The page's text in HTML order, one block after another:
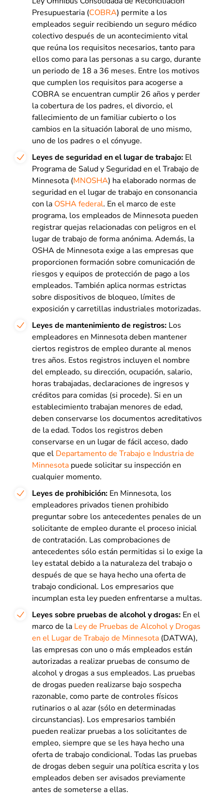
Presupuestaria (COBRA) permite a los
empleados seguir recibiendo un seguro médico
colectivo después de un acontecimiento vital
que reúna los requisitos necesarios, tanto para
ellos como para las personas a su cargo, durante
un periodo de 18 a 36 meses. Entre los motivos
que cumplen los requisitos para acogerse a
COBRA se encuentran cumplir 26 años y perder
la cobertura de los padres, el divorcio, el
fallecimiento de un familiar cubierto o los
cambios en la situación laboral de uno mismo,
uno de los padres o el cónyuge.
Leyes de seguridad en el lugar de trabajo: El
Programa de Salud y Seguridad en el Trabajo de
Minnesota (MNOSHA) ha elaborado normas de
seguridad en el lugar de trabajo en consonancia
con la OSHA federal. En el marco de este
programa, los empleados de Minnesota pueden
registrar quejas relacionadas con peligros en el
lugar de trabajo de forma anónima. Además, la
OSHA de Minnesota exige a las empresas que
proporcionen formación sobre comunicación de
riesgos y equipos de protección de pago a los
empleados. También aplica normas estrictas
sobre dispositivos de bloqueo, límites de
exposición y carretillas industriales motorizadas.
Leyes de mantenimiento de registros: Los
empleadores en Minnesota deben mantener
ciertos registros de empleo durante al menos
tres años. Estos registros incluyen el nombre
del empleado, su dirección, ocupación, salario,
horas trabajadas, declaraciones de ingresos y
créditos para comidas (si procede). Si en un
establecimiento trabajan menores de edad,
deben conservarse los documentos acreditativos
de la edad. Todos los registros deben
conservarse en un lugar de fácil acceso, dado
que el Departamento de Trabajo e Industria de
Minnesota puede solicitar su inspección en
cualquier momento.
Leyes de prohibición: En Minnesota, los
empleadores privados tienen prohibido
preguntar sobre los antecedentes penales de un
solicitante de empleo durante el proceso inicial
de contratación. Las comprobaciones de
antecedentes sólo están permitidas si lo exige la
ley estatal debido a la naturaleza del trabajo o
después de que se haya hecho una oferta de
trabajo condicional. Los empresarios que
incumplan esta ley pueden enfrentarse a multas.
Leyes sobre pruebas de alcohol y drogas: En el
marco de la Ley de Pruebas de Alcohol y Drogas
en el Lugar de Trabajo de Minnesota (DATWA),
las empresas con uno o más empleados están
autorizadas a realizar pruebas de consumo de
alcohol y drogas a sus empleados. Las pruebas
de drogas pueden realizarse bajo sospecha
razonable, como parte de controles físicos
rutinarios o al azar (sólo en determinadas
circunstancias). Los empresarios también
pueden realizar pruebas a los solicitantes de
empleo, siempre que se les haya hecho una
oferta de trabajo condicional. Todas las pruebas
de drogas deben seguir una política escrita y los
empleados deben ser avisados previamente
antes de someterse a ellas.